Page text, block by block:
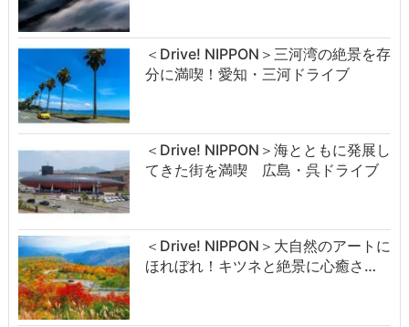
＜Drive! NIPPON＞三河湾の絶景を存
分に満喫！愛知・三河ドライブ
＜Drive! NIPPON＞海とともに発展し
てきた街を満喫 広島・呉ドライブ
＜Drive! NIPPON＞大自然のアートに
ほれぼれ！キツネと絶景に心癒さ…